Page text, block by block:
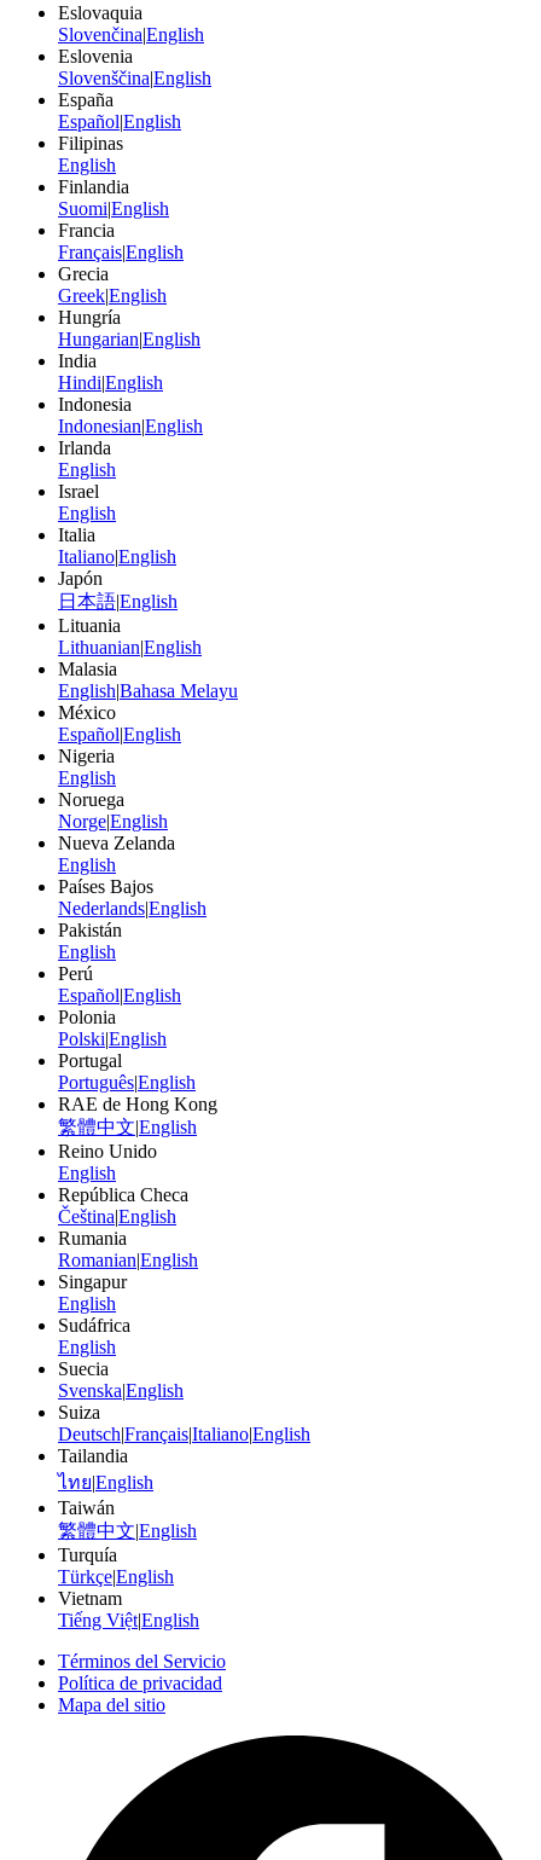
Eslovaquia
Slovenčina|English
Eslovenia
Slovenščina|English
España
Español|English
Filipinas
English
Finlandia
Suomi|English
Francia
Français|English
Grecia
Greek|English
Hungría
Hungarian|English
India
Hindi|English
Indonesia
Indonesian|English
Irlanda
English
Israel
English
Italia
Italiano|English
Japón
日本語|English
Lituania
Lithuanian|English
Malasia
English|Bahasa Melayu
México
Español|English
Nigeria
English
Noruega
Norge|English
Nueva Zelanda
English
Países Bajos
Nederlands|English
Pakistán
English
Perú
Español|English
Polonia
Polski|English
Portugal
Português|English
RAE de Hong Kong
繁體中文|English
Reino Unido
English
República Checa
Čeština|English
Rumania
Romanian|English
Singapur
English
Sudáfrica
English
Suecia
Svenska|English
Suiza
Deutsch|Français|Italiano|English
Tailandia
ไทย|English
Taiwán
繁體中文|English
Turquía
Türkçe|English
Vietnam
Tiếng Việt|English
Términos del Servicio
Política de privacidad
Mapa del sitio